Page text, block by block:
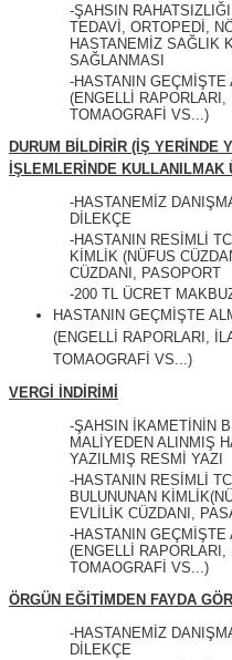
-ŞAHSIN
TEDAVİ, ORTOPEDİ,
HASTANEMİZ SAĞLIK
SAĞLANMASI
-HASTANIN GEÇMİŞTE
(ENGELLİ
TOMAOGRAFİ VS...)
DURUM BİLDİRİR (İŞ YERİNDE
İŞLEMLERİNDE KULLANILMAK
-HASTANEMİZ
DİLEKÇE
-HASTANIN RESİMLİ
KİMLİK (NÜFUS
CÜZDANI, PASOPORT
-200 TL ÜCRET
HASTANIN GEÇMİŞTE
(ENGELLİ RAPORLARI,
TOMAOGRAFİ VS...)
VERGİ İNDİRİMİ
-ŞAHSIN İKAMETİNİN
MALİYEDEN ALINMIŞ
YAZILMIŞ RESMİ YAZI
-HASTANIN RESİMLİ
BULUNUNAN
EVLİLİK CÜZDANI,
-HASTANIN GEÇMİŞTE
(ENGELLİ
TOMAOGRAFİ VS...)
ÖRGÜN EĞİTİMDEN FAYDA
-HASTANEMİZ
DİLEKÇE